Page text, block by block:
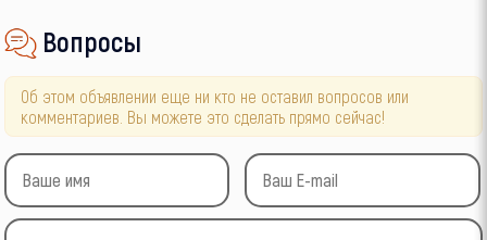
Вопросы
Об этом объявлении еще ни кто не оставил вопросов или
комментариев. Вы можете это сделать прямо сейчас!